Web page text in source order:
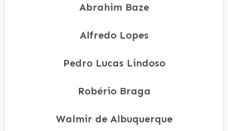
Abrahim Baze
Alfredo Lopes
Pedro Lucas Lindoso
Robério Braga
Walmir de Albuquerque